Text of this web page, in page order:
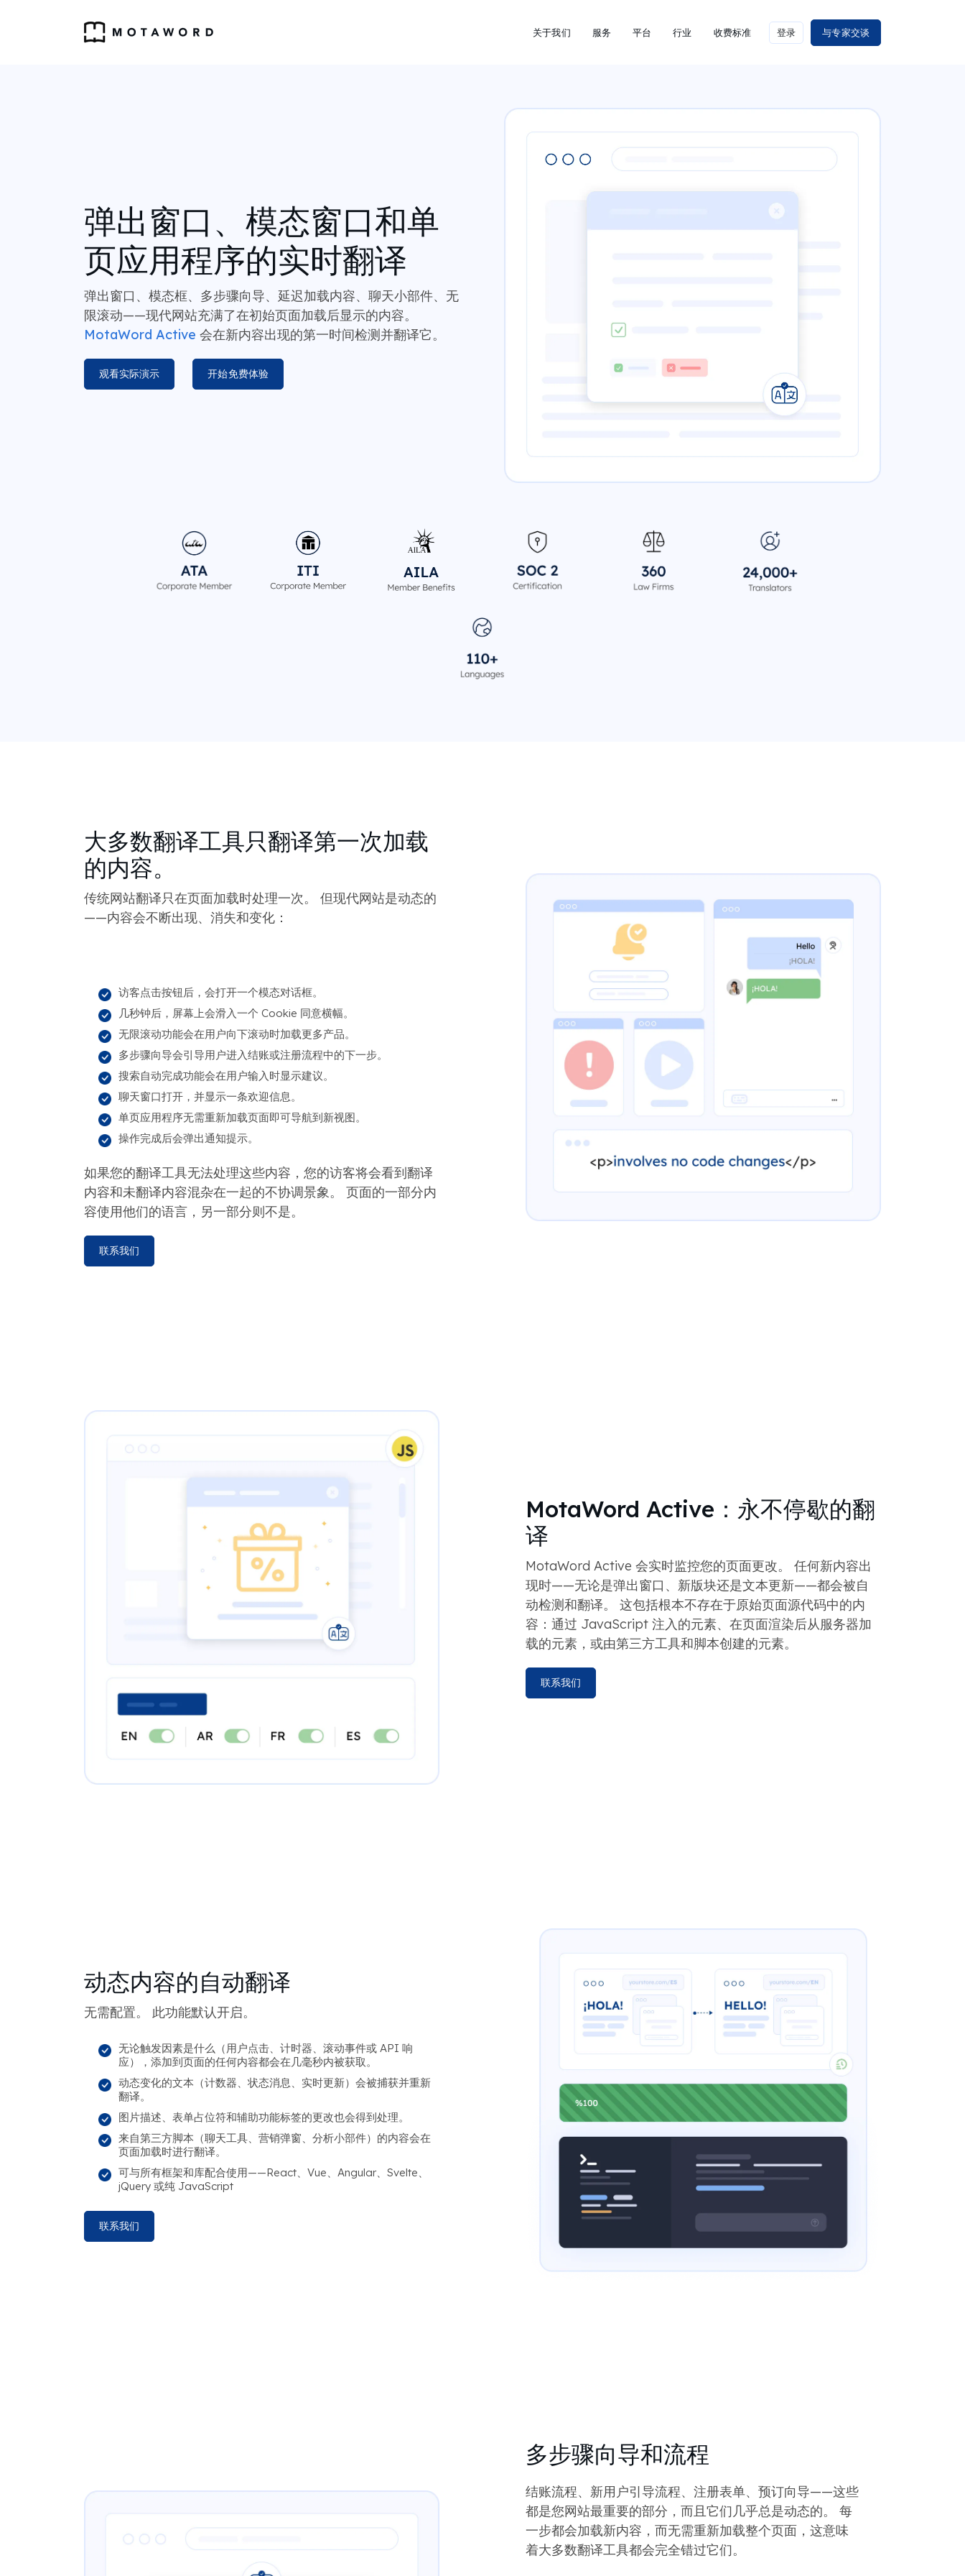
关于我们 服务 平台 行业 收费标准 登录 与专家交谈
弹出窗口、模态窗口和单
页应用程序的实时翻译
弹出窗口、模态框、多步骤向导、延迟加载内容、聊天小部件、无
限滚动——现代网站充满了在初始页面加载后显示的内容。
MotaWord Active 会在新内容出现的第一时间检测并翻译它。
观看实际演示 开始免费体验
大多数翻译工具只翻译第一次加载
的内容。
传统网站翻译只在页面加载时处理一次。 但现代网站是动态的
——内容会不断出现、消失和变化：
访客点击按钮后，会打开一个模态对话框。
几秒钟后，屏幕上会滑入一个 Cookie 同意横幅。
无限滚动功能会在用户向下滚动时加载更多产品。
多步骤向导会引导用户进入结账或注册流程中的下一步。
搜索自动完成功能会在用户输入时显示建议。
聊天窗口打开，并显示一条欢迎信息。
单页应用程序无需重新加载页面即可导航到新视图。
操作完成后会弹出通知提示。
如果您的翻译工具无法处理这些内容，您的访客将会看到翻译
内容和未翻译内容混杂在一起的不协调景象。 页面的一部分内
容使用他们的语言，另一部分则不是。
联系我们
MotaWord Active：永不停歇的翻
译
MotaWord Active 会实时监控您的页面更改。 任何新内容出
现时——无论是弹出窗口、新版块还是文本更新——都会被自
动检测和翻译。 这包括根本不存在于原始页面源代码中的内
容：通过 JavaScript 注入的元素、在页面渲染后从服务器加
载的元素，或由第三方工具和脚本创建的元素。
联系我们
动态内容的自动翻译
无需配置。 此功能默认开启。
无论触发因素是什么（用户点击、计时器、滚动事件或 API 响
应），添加到页面的任何内容都会在几毫秒内被获取。
动态变化的文本（计数器、状态消息、实时更新）会被捕获并重新
翻译。
图片描述、表单占位符和辅助功能标签的更改也会得到处理。
来自第三方脚本（聊天工具、营销弹窗、分析小部件）的内容会在
页面加载时进行翻译。
可与所有框架和库配合使用——React、Vue、Angular、Svelte、
jQuery 或纯 JavaScript
联系我们
多步骤向导和流程
结账流程、新用户引导流程、注册表单、预订向导——这些
都是您网站最重要的部分，而且它们几乎总是动态的。 每
一步都会加载新内容，而无需重新加载整个页面，这意味
着大多数翻译工具都会完全错过它们。